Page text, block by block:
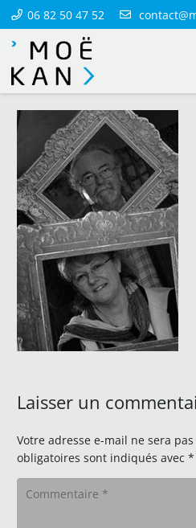
06 82 50 47 52
Laisser un
Votre adresse e-mail ne sera
obligatoires sont indiqués avec *